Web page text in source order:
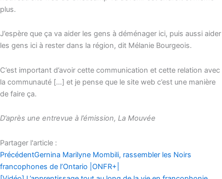
plus.
J’espère que ça va aider les gens à déménager ici, puis aussi aider
les gens ici à rester dans la région, dit Mélanie Bourgeois.
C’est important d’avoir cette communication et cette relation avec
la communauté […] et je pense que le site web c’est une manière
de faire ça.
D’après une entrevue à l’émission, La Mouvée
Partager l'article :
PrécédentGernina Marilyne Mombili, rassembler les Noirs
francophones de l’Ontario |ONFR+|